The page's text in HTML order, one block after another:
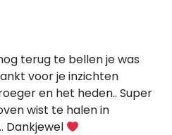
terug te bellen je was
voor je inzichten
en het heden.. Super
wist te halen in
Dankjewel